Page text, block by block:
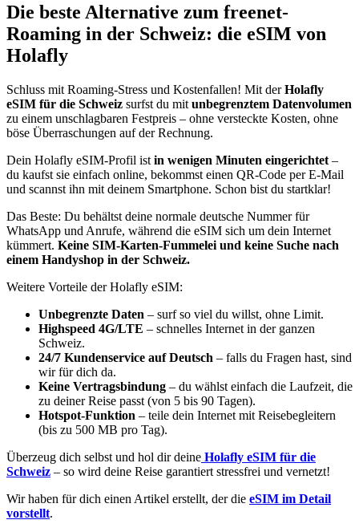
Die beste Alternative zum freenet-
Roaming in der Schweiz: die eSIM von
Holafly
Schluss mit Roaming-Stress und Kostenfallen! Mit derHolafly
eSIM für die Schweiz surfst du mit unbegrenztem Datenvolumen
zu einem unschlagbaren Festpreis – ohne versteckte Kosten, ohne
böse Überraschungen auf der Rechnung.
Dein Holafly eSIM-Profil ist in wenigen Minuten eingerichtet –
du kaufst sie einfach online, bekommst einen QR-Code per E-Mail
und scannst ihn mit deinem Smartphone. Schon bist du startklar!
Das Beste: Du behältst deine normale deutsche Nummer für
WhatsApp und Anrufe, während die eSIM sich um dein Internet
kümmert. Keine SIM-Karten-Fummelei und keine Suche nach
einem Handyshop in der Schweiz.
Weitere Vorteile der Holafly eSIM:
Unbegrenzte Daten – surf so viel du willst, ohne Limit.
Highspeed 4G/LTE – schnelles Internet in der ganzen
Schweiz.
24/7 Kundenservice auf Deutsch – falls du Fragen hast, sind
wir für dich da.
Keine Vertragsbindung – du wählst einfach die Laufzeit, die
zu deiner Reise passt (von 5 bis 90 Tagen).
Hotspot-Funktion – teile dein Internet mit Reisebegleitern
(bis zu 500 MB pro Tag).
Überzeug dich selbst und hol dir deine Holafly eSIM für die
Schweiz – so wird deine Reise garantiert stressfrei und vernetzt!
Wir haben für dich einen Artikel erstellt, der die eSIM im Detail
vorstellt.